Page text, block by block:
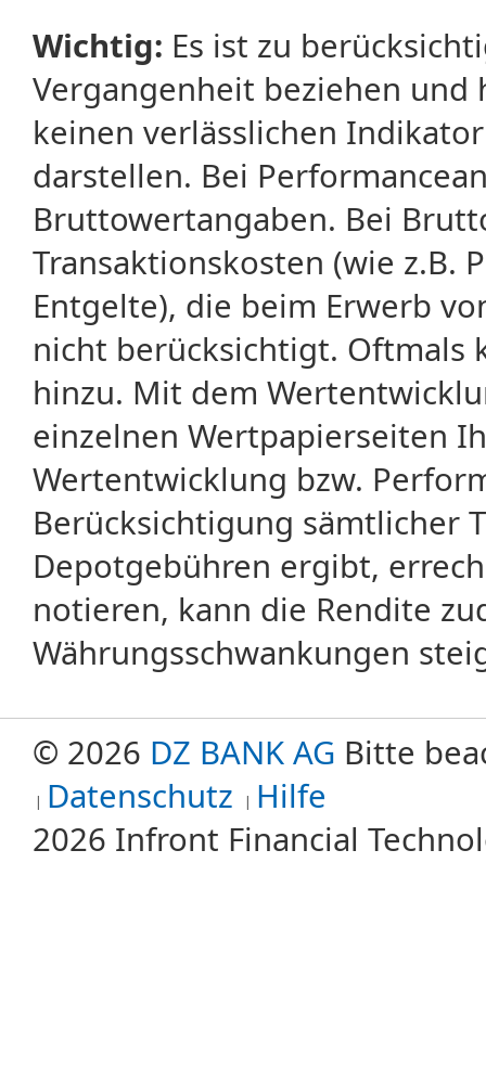
Wichtig: Es ist zu
Vergangenheit beziehen
keinen verlässlichen
darstellen. Bei
Bruttowertangaben. Bei
Transaktionskosten (wie z.B.
Entgelte), die beim Erwerb
nicht berücksichtigt. Oftmals
hinzu. Mit dem
einzelnen Wertpapierseiten
Wertentwicklung bzw.
Berücksichtigung sämtlicher
Depotgebühren ergibt,
notieren, kann die Rendite
Währungsschwankungen
© 2026 DZ BANK AG Bitte
Datenschutz Hilfe
2026 Infront Financial